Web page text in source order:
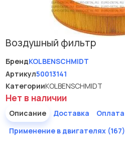
Воздушный фильтр
БрендKOLBENSCHMIDT
Артикул50013141
КатегорииKOLBENSCHMIDT
Нет в наличии
Описание Доставка
Оплата
Применение в двигателях (167)